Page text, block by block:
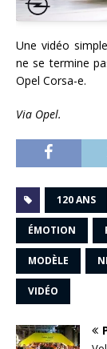
Une vidéo
ne se termine
Opel Corsa-e.
Via Opel.
120 ANS
ÉMOTION
MODÈLE
VIDÉO